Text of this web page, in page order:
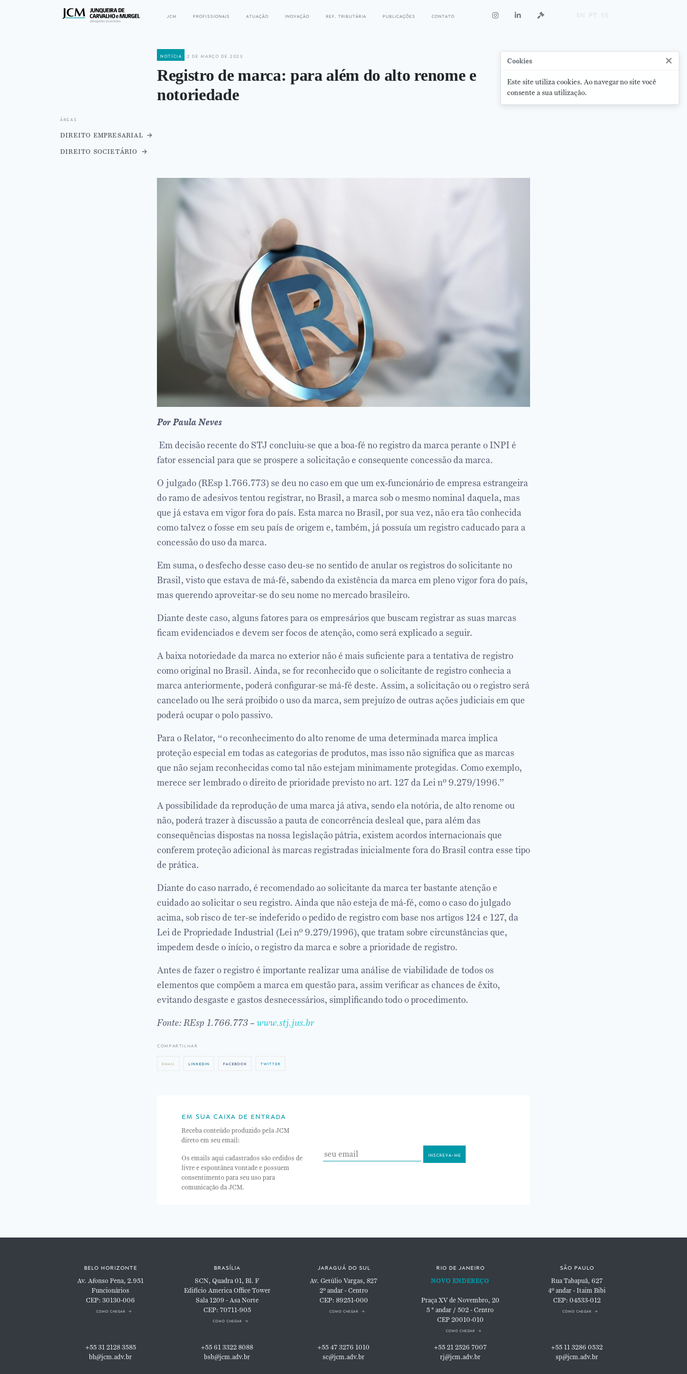
jcm profissionais atuação inovação ref. tributária publicações contato EN PT ES
notícia 2 de março de 2023
Registro de marca: para além do alto renome e
notoriedade
áreas
direito empresarial
direito societário
Por Paula Neves
Em decisão recente do STJ concluiu-se que a boa-fé no registro da marca perante o INPI é
fator essencial para que se prospere a solicitação e consequente concessão da marca.
O julgado (REsp 1.766.773) se deu no caso em que um ex-funcionário de empresa estrangeira
do ramo de adesivos tentou registrar, no Brasil, a marca sob o mesmo nominal daquela, mas
que já estava em vigor fora do país. Esta marca no Brasil, por sua vez, não era tão conhecida
como talvez o fosse em seu país de origem e, também, já possuía um registro caducado para a
concessão do uso da marca.
Em suma, o desfecho desse caso deu-se no sentido de anular os registros do solicitante no
Brasil, visto que estava de má-fé, sabendo da existência da marca em pleno vigor fora do país,
mas querendo aproveitar-se do seu nome no mercado brasileiro.
Diante deste caso, alguns fatores para os empresários que buscam registrar as suas marcas
ficam evidenciados e devem ser focos de atenção, como será explicado a seguir.
A baixa notoriedade da marca no exterior não é mais suficiente para a tentativa de registro
como original no Brasil. Ainda, se for reconhecido que o solicitante de registro conhecia a
marca anteriormente, poderá configurar-se má-fé deste. Assim, a solicitação ou o registro será
cancelado ou lhe será proibido o uso da marca, sem prejuízo de outras ações judiciais em que
poderá ocupar o polo passivo.
Para o Relator, “o reconhecimento do alto renome de uma determinada marca implica
proteção especial em todas as categorias de produtos, mas isso não significa que as marcas
que não sejam reconhecidas como tal não estejam minimamente protegidas. Como exemplo,
merece ser lembrado o direito de prioridade previsto no art. 127 da Lei nº 9.279/1996.”
A possibilidade da reprodução de uma marca já ativa, sendo ela notória, de alto renome ou
não, poderá trazer à discussão a pauta de concorrência desleal que, para além das
consequências dispostas na nossa legislação pátria, existem acordos internacionais que
conferem proteção adicional às marcas registradas inicialmente fora do Brasil contra esse tipo
de prática.
Diante do caso narrado, é recomendado ao solicitante da marca ter bastante atenção e
cuidado ao solicitar o seu registro. Ainda que não esteja de má-fé, como o caso do julgado
acima, sob risco de ter-se indeferido o pedido de registro com base nos artigos 124 e 127, da
Lei de Propriedade Industrial (Lei nº 9.279/1996), que tratam sobre circunstâncias que,
impedem desde o início, o registro da marca e sobre a prioridade de registro.
Antes de fazer o registro é importante realizar uma análise de viabilidade de todos os
elementos que compõem a marca em questão para, assim verificar as chances de êxito,
evitando desgaste e gastos desnecessários, simplificando todo o procedimento.
Fonte: REsp 1.766.773 –www.stj.jus.br
compartilhar
email linkedin facebook twitter
em sua caixa de entrada
Receba conteúdo produzido pela JCM
direto em seu email:
Os emails aqui cadastrados são cedidos de
livre e espontânea vontade e possuem
consentimento para seu uso para
comunicação da JCM.
belo horizonte
Av. Afonso Pena, 2.951
Funcionários
CEP: 30130-006
como chegar
+55 31 2128 3585
bh@jcm.adv.br
brasília
SCN, Quadra 01, Bl. F
Edifício America Office Tower
Sala 1209 - Asa Norte
CEP: 70711-905
como chegar
+55 61 3322 8088
bsb@jcm.adv.br
jaraguá do sul
Av. Getúlio Vargas, 827
2º andar - Centro
CEP: 89251-000
como chegar
+55 47 3276 1010
sc@jcm.adv.br
rio de janeiro
NOVO ENDEREÇO
Praça XV de Novembro, 20
5 ° andar / 502 - Centro
CEP 20010-010
como chegar
+55 21 2526 7007
rj@jcm.adv.br
são paulo
Rua Tabapuã, 627
4º andar - Itaim Bibi
CEP: 04533-012
como chegar
+55 11 3286 0532
sp@jcm.adv.br
Cookies ×
Este site utiliza cookies. Ao navegar no site você
consente a sua utilização.